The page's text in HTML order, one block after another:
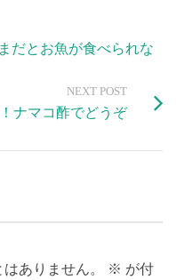
だとお魚が食べられな
NEXT POST
ナマコ酢でどうぞ
ありません。 ※ が付